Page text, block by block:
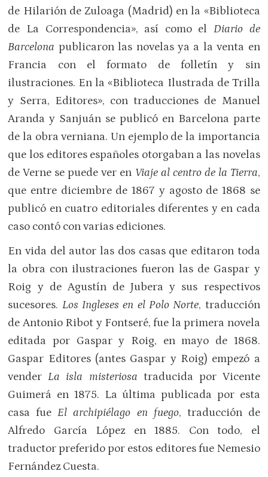
de Hilarión de Zuloaga (Madrid) en la «Biblioteca
de La Correspondencia», así como el Diario de
Barcelona publicaron las novelas ya a la venta en
Francia con el formato de folletín y sin
ilustraciones. En la «Biblioteca Ilustrada de Trilla
y Serra, Editores», con traducciones de Manuel
Aranda y Sanjuán se publicó en Barcelona parte
de la obra verniana. Un ejemplo de la importancia
que los editores españoles otorgaban a las novelas
de Verne se puede ver en Viaje al centro de la Tierra,
que entre diciembre de 1867 y agosto de 1868 se
publicó en cuatro editoriales diferentes y en cada
caso contó con varias ediciones.
En vida del autor las dos casas que editaron toda
la obra con ilustraciones fueron las de Gaspar y
Roig y de Agustín de Jubera y sus respectivos
sucesores. Los Ingleses en el Polo Norte, traducción
de Antonio Ribot y Fontseré, fue la primera novela
editada por Gaspar y Roig, en mayo de 1868.
Gaspar Editores (antes Gaspar y Roig) empezó a
venderLa isla misteriosa traducida por Vicente
Guimerá en 1875. La última publicada por esta
casa fueEl archipiélago en fuego, traducción de
Alfredo García López en 1885. Con todo, el
traductor preferido por estos editores fue Nemesio
Fernández Cuesta.